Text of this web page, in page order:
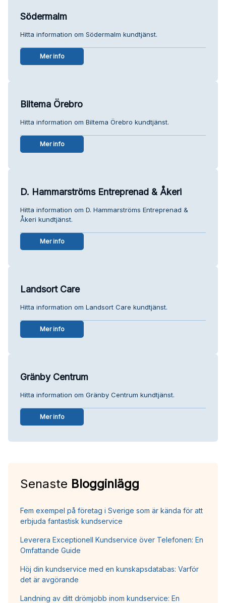
Södermalm
Hitta information om Södermalm kundtjänst.
Mer info
Biltema Örebro
Hitta information om Biltema Örebro kundtjänst.
Mer info
D. Hammarströms Entreprenad & Åkeri
Hitta information om D. Hammarströms Entreprenad &
Åkeri kundtjänst.
Mer info
Landsort Care
Hitta information om Landsort Care kundtjänst.
Mer info
Gränby Centrum
Hitta information om Gränby Centrum kundtjänst.
Mer info
Senaste Blogginlägg
Fem exempel på företag i Sverige som är kända för att
erbjuda fantastisk kundservice
Leverera Exceptionell Kundservice över Telefonen: En
Omfattande Guide
Höj din kundservice med en kunskapsdatabas: Varför
det är avgörande
Landning av ditt drömjobb inom kundservice: En